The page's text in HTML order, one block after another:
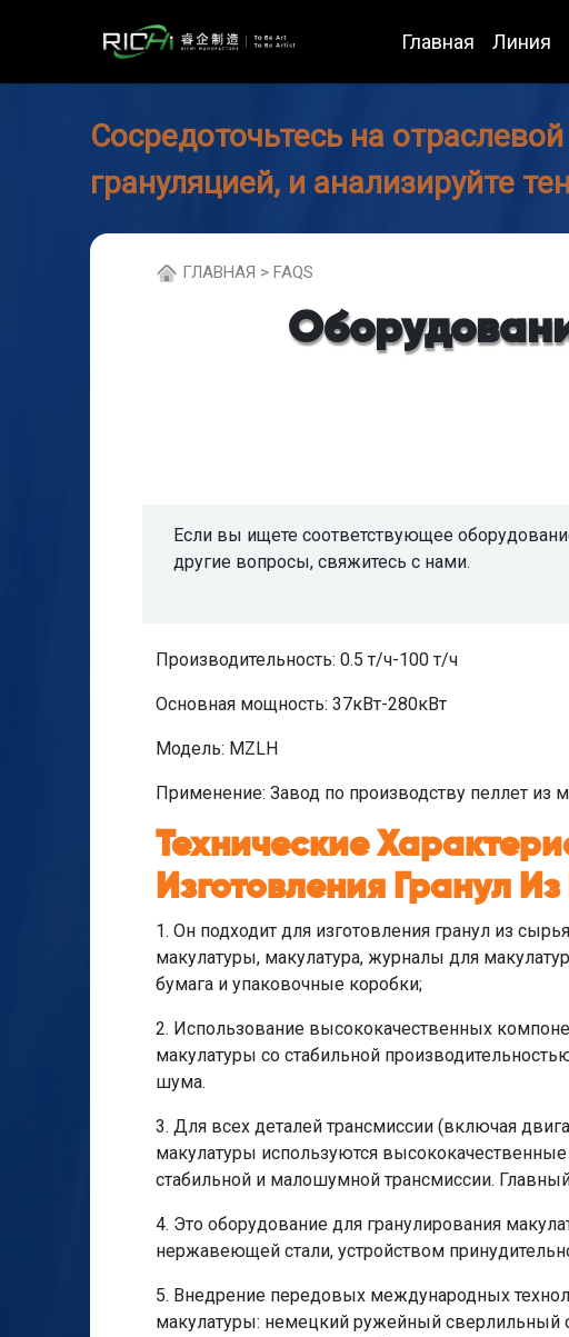
Главная Линия
Сосредоточьтесь на
грануляцией, и анализируйте
ГЛABHAЯ > FAQS
Если вы ищете соответствующее
другие вопросы, свяжитесь с нами.
Производительность: 0.5 т/ч-100 т/ч
Основная мощность: 37кВт-280кВт
Модель: MZLH
Применение: Завод по производству пеллет из
Технические
Изготовления Гранул
1. Он подходит для изготовления гранул из
макулатуры, макулатура, журналы для
бумага и упаковочные коробки;
2. Использование высококачественных
макулатуры со стабильной
шума.
3. Для всех деталей трансмиссии (включая
макулатуры используются
стабильной и малошумной трансмиссии.
4. Это оборудование для гранулирования
нержавеющей стали, устройством
5. Внедрение передовых международных
макулатуры: немецкий ружейный сверлильный